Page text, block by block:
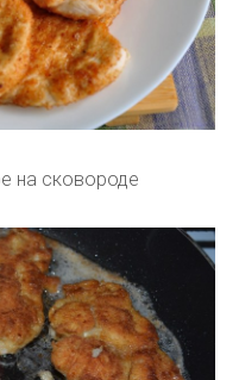
на сковороде